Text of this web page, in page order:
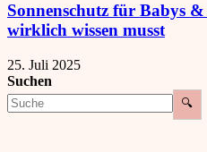
Sonnenschutz für Babys
wirklich wissen musst
25. Juli 2025
Suchen
🔍